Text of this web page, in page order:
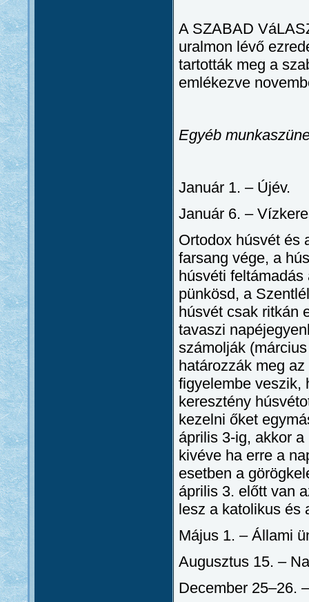
A SZABAD
uralmon lévő
tartották meg a
emlékezve
Egyéb
Január 1. – Újév.
Január 6. –
Ortodox húsvét és
farsang vége, a
húsvéti
pünkösd, a
húsvét csak ritkán
tavaszi
számolják
határozzák meg
figyelembe veszik,
keresztény
kezelni őket
április 3-ig, akkor
kivéve ha erre a
esetben a
április 3. előtt van
lesz a katolikus és
Május 1. –Állami
Augusztus 15. –
December 25–26. –